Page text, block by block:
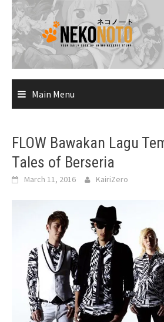
Skip
content
Main Menu
FLOW Bawakan Lagu
Tales of Berseria
March 11, 2016 KairiZero